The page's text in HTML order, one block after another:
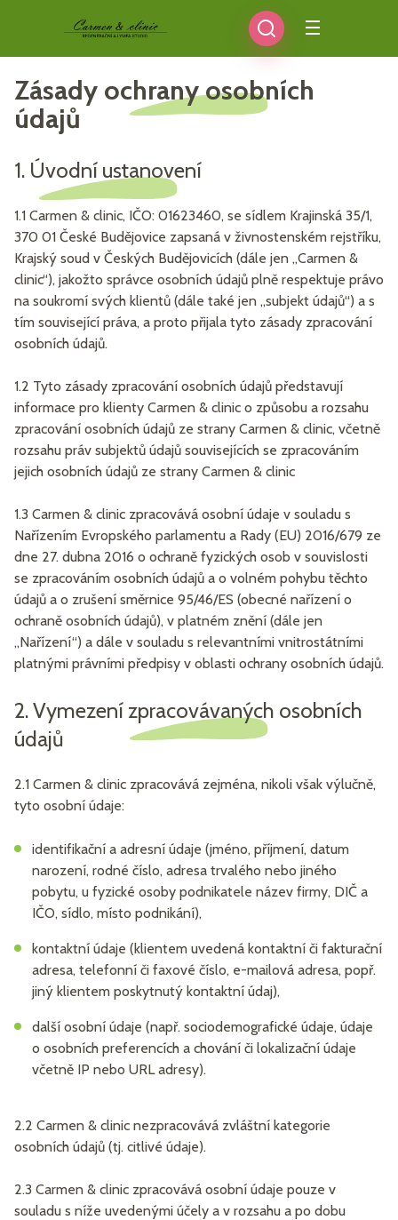
Zásady ochrany osobních
údajů
1. Úvodní ustanovení
1.1 Carmen & clinic, IČO: 01623460, se sídlem Krajinská 35/1,
370 01 České Budějovice zapsaná v živnostenském rejstříku,
Krajský soud v Českých Budějovicích (dále jen „Carmen &
clinic“), jakožto správce osobních údajů plně respektuje právo
na soukromí svých klientů (dále také jen „subjekt údajů“) a s
tím související práva, a proto přijala tyto zásady zpracování
osobních údajů.
1.2 Tyto zásady zpracování osobních údajů představují
informace pro klienty Carmen & clinic o způsobu a rozsahu
zpracování osobních údajů ze strany Carmen & clinic, včetně
rozsahu práv subjektů údajů souvisejících se zpracováním
jejich osobních údajů ze strany Carmen & clinic
1.3 Carmen & clinic zpracovává osobní údaje v souladu s
Nařízením Evropského parlamentu a Rady (EU) 2016/679 ze
dne 27. dubna 2016 o ochraně fyzických osob v souvislosti
se zpracováním osobních údajů a o volném pohybu těchto
údajů a o zrušení směrnice 95/46/ES (obecné nařízení o
ochraně osobních údajů), v platném znění (dále jen
„Nařízení“) a dále v souladu s relevantními vnitrostátními
platnými právními předpisy v oblasti ochrany osobních údajů.
2. Vymezení zpracovávaných osobních
údajů
2.1 Carmen & clinic zpracovává zejména, nikoli však výlučně,
tyto osobní údaje:
identifikační a adresní údaje (jméno, příjmení, datum
narození, rodné číslo, adresa trvalého nebo jiného
pobytu, u fyzické osoby podnikatele název firmy, DIČ a
IČO, sídlo, místo podnikání),
kontaktní údaje (klientem uvedená kontaktní či fakturační
adresa, telefonní či faxové číslo, e-mailová adresa, popř.
jiný klientem poskytnutý kontaktní údaj),
další osobní údaje (např. sociodemografické údaje, údaje
o osobních preferencích a chování či lokalizační údaje
včetně IP nebo URL adresy).
2.2 Carmen & clinic nezpracovává zvláštní kategorie
osobních údajů (tj. citlivé údaje).
2.3 Carmen & clinic zpracovává osobní údaje pouze v
souladu s níže uvedenými účely a v rozsahu a po dobu